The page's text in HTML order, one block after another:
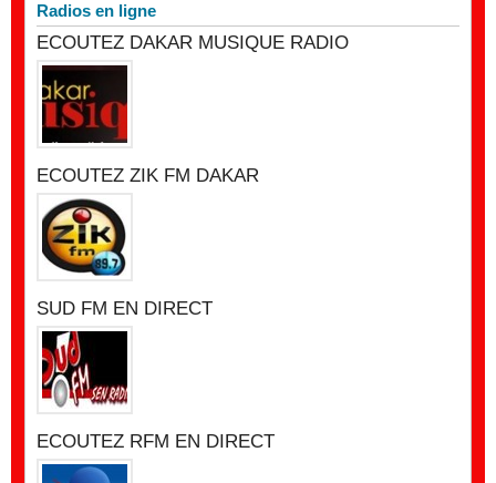
Radios en ligne
ECOUTEZ DAKAR MUSIQUE RADIO
ECOUTEZ ZIK FM DAKAR
SUD FM EN DIRECT
ECOUTEZ RFM EN DIRECT